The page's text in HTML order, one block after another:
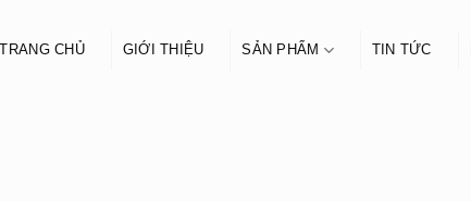
TRANG CHỦ GIỚI THIỆU SẢN PHẨM TIN TỨC